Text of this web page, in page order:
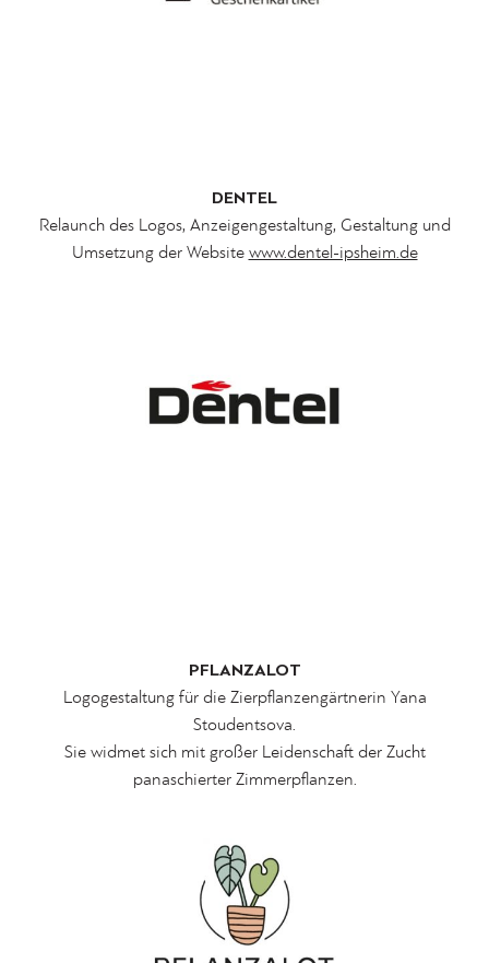
DENTEL
Relaunch des Logos, Anzeigengestaltung, Gestaltung und
Umsetzung der Website www.dentel-ipsheim.de
PFLANZALOT
Logogestaltung für die Zierpflanzengärtnerin Yana
Stoudentsova.
Sie widmet sich mit großer Leidenschaft der Zucht
panaschierter Zimmerpflanzen.